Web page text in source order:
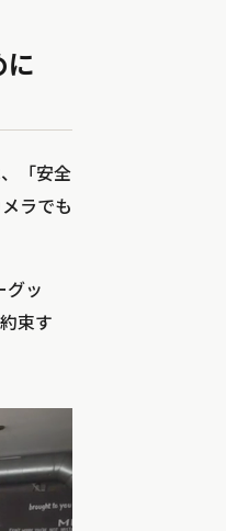
に
「安全
ラでも
グッ
束す